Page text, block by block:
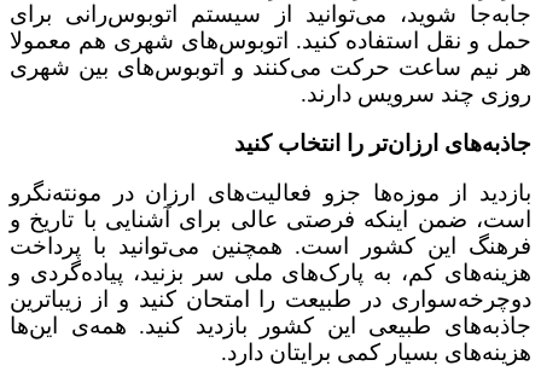
جابه‌جا شوید، می‌توانید از سیستم اتوبوس‌رانی برای
حمل و نقل استفاده کنید. اتوبوس‌های شهری هم معمولا
هر نیم ساعت حرکت می‌کنند و اتوبوس‌های بین شهری
روزی چند سرویس دارند.
جاذبه‌های ارزان‌تر را انتخاب کنید
بازدید از موزه‌ها جزو فعالیت‌های ارزان در مونته‌نگرو
است، ضمن اینکه فرصتی عالی برای آشنایی با تاریخ و
فرهنگ این کشور است. همچنین می‌توانید با پرداخت
هزینه‌های کم، به پارک‌های ملی سر بزنید، پیاده‌گردی و
دوچرخه‌سواری در طبیعت را امتحان کنید و از زیباترین
جاذبه‌های طبیعی این کشور بازدید کنید. همه‌ی این‌ها
هزینه‌های بسیار کمی برایتان دارد.